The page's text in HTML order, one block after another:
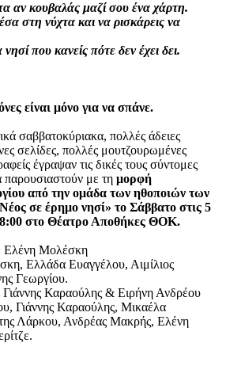
αν κουβαλάς μαζί σου ένα χάρτη.
στη νύχτα και να ρισκάρεις να
που κανείς πότε δεν έχει δει.
είναι μόνο για να σπάνε.
σαββατοκύριακα, πολλές άδειες
σελίδες, πολλές μουτζουρωμένες
έγραψαν τις δικές τους σύντομες
παρουσιαστούν με τη μορφή
από την ομάδα των ηθοποιών των
σε έρημο νησί» το Σάββατο στις 5
στο Θέατρο Αποθήκες ΘΟΚ.
Ελένη Μολέσκη
Ελλάδα Ευαγγέλου, Αιμίλιος
Γεωργίου.
Γιάννης Καραούλης & Ειρήνη Ανδρέου
Γιάννης Καραούλης, Μικαέλα
Λάρκου, Ανδρέας Μακρής, Ελένη